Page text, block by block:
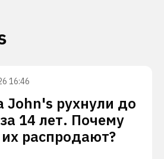
16:46
John's рухнули до
14 лет. Почему
распродают?